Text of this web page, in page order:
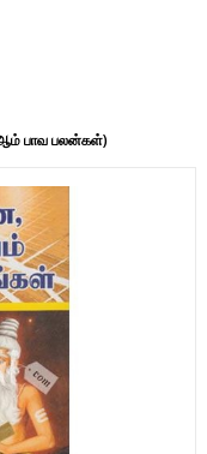
பாவ பலன்கள்)